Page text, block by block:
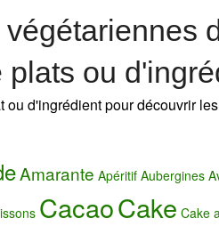
plats ou
ou d'ingrédient pour découvrir
Amarante Apéritif Aubergines
CacaoCake Cake